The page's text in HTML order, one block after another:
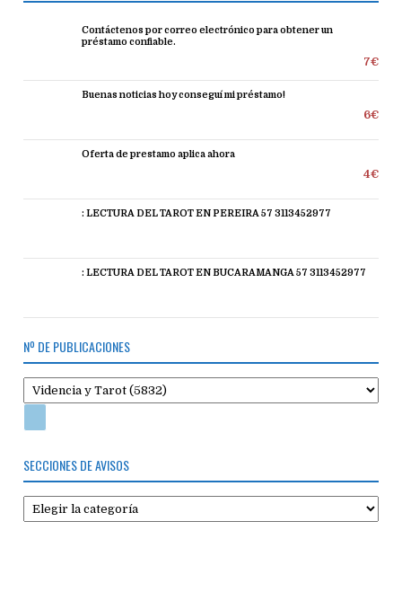
Contáctenos por correo electrónico para obtener un
préstamo confiable.
7€
Buenas noticias hoy conseguí mi préstamo!
6€
Oferta de prestamo aplica ahora
4€
: LECTURA DEL TAROT EN PEREIRA 57 3113452977
: LECTURA DEL TAROT EN BUCARAMANGA 57 3113452977
Nº DE PUBLICACIONES
SECCIONES DE AVISOS
Secciones
de